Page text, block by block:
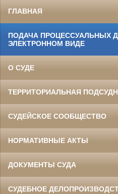
ГЛАВНАЯ
ПОДАЧА ПРОЦЕССУАЛЬНЫХ
ЭЛЕКТРОННОМ ВИДЕ
О СУДЕ
ТЕРРИТОРИАЛЬНАЯ
СУДЕЙСКОЕ СООБЩЕСТВО
НОРМАТИВНЫЕ АКТЫ
ДОКУМЕНТЫ СУДА
СУДЕБНОЕ